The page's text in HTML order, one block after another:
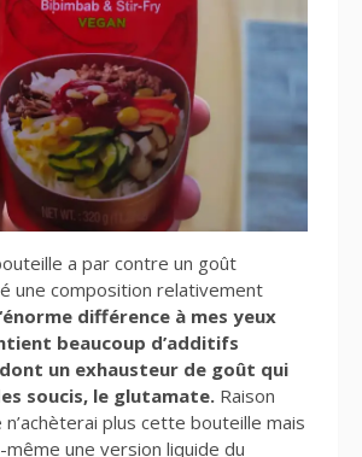
a par contre un goût
une composition relativement
‘énorme différence à mes yeux
beaucoup d’additifs
un exhausteur de goût qui
soucis, le glutamate. Raison
plus cette bouteille mais
une version liquide du